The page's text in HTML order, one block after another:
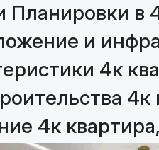
Планировки в
и
4к
4к
4к